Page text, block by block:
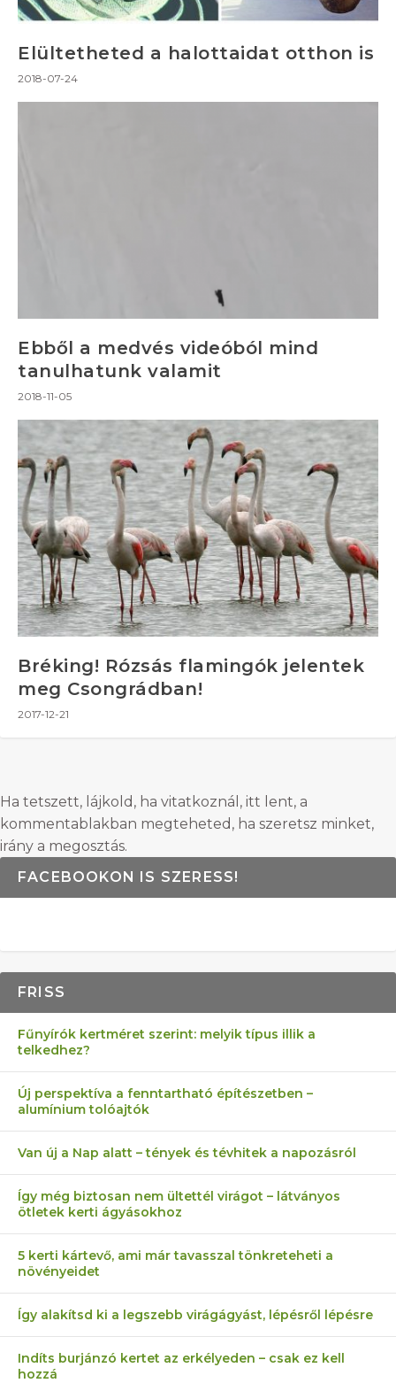
Elültetheted a halottaidat otthon is
2018-07-24
Ebből a medvés videóból mind
tanulhatunk valamit
2018-11-05
Bréking! Rózsás flamingók jelentek
meg Csongrádban!
2017-12-21
Ha tetszett, lájkold, ha vitatkoznál, itt lent, a
kommentablakban megteheted, ha szeretsz minket,
irány a megosztás.
FACEBOOKON IS SZERESS!
FRISS
Fűnyírók kertméret szerint: melyik típus illik a
telkedhez?
Új perspektíva a fenntartható építészetben –
alumínium tolóajtók
Van új a Nap alatt – tények és tévhitek a napozásról
Így még biztosan nem ültettél virágot – látványos
ötletek kerti ágyásokhoz
5 kerti kártevő, ami már tavasszal tönkreteheti a
növényeidet
Így alakítsd ki a legszebb virágágyást, lépésről lépésre
Indíts burjánzó kertet az erkélyeden – csak ez kell
hozzá